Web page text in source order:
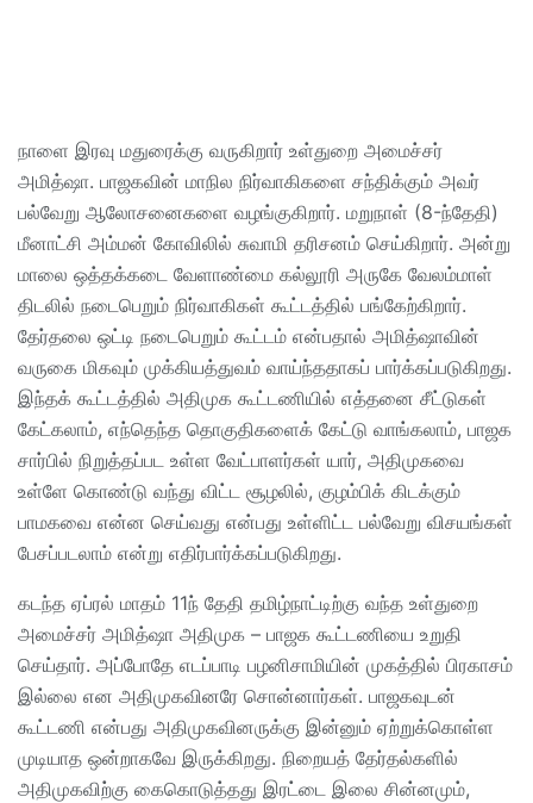
நாளை இரவு மதுரைக்கு வருகிறார் உள்துறை அமைச்சர்
அமித்ஷா. பாஜகவின் மாநில நிர்வாகிகளை சந்திக்கும் அவர்
பல்வேறு ஆலோசனைகளை வழங்குகிறார். மறுநாள் (8-ந்தேதி)
மீனாட்சி அம்மன் கோவிலில் சுவாமி தரிசனம் செய்கிறார். அன்று
மாலை ஒத்தக்கடை வேளாண்மை கல்லூரி அருகே வேலம்மாள்
திடலில் நடைபெறும் நிர்வாகிகள் கூட்டத்தில் பங்கேற்கிறார்.
தேர்தலை ஒட்டி நடைபெறும் கூட்டம் என்பதால் அமித்ஷாவின்
வருகை மிகவும் முக்கியத்துவம் வாய்ந்ததாகப் பார்க்கப்படுகிறது.
இந்தக் கூட்டத்தில் அதிமுக கூட்டணியில் எத்தனை சீட்டுகள்
கேட்கலாம், எந்தெந்த தொகுதிகளைக் கேட்டு வாங்கலாம், பாஜக
சார்பில் நிறுத்தப்பட உள்ள வேட்பாளர்கள் யார், அதிமுகவை
உள்ளே கொண்டு வந்து விட்ட சூழலில், குழம்பிக் கிடக்கும்
பாமகவை என்ன செய்வது என்பது உள்ளிட்ட பல்வேறு விசயங்கள்
பேசப்படலாம் என்று எதிர்பார்க்கப்படுகிறது.
கடந்த ஏப்ரல் மாதம் 11ந் தேதி தமிழ்நாட்டிற்கு வந்த உள்துறை
அமைச்சர் அமித்ஷா அதிமுக – பாஜக கூட்டணியை உறுதி
செய்தார். அப்போதே எடப்பாடி பழனிசாமியின் முகத்தில் பிரகாசம்
இல்லை என அதிமுகவினரே சொன்னார்கள். பாஜகவுடன்
கூட்டணி என்பது அதிமுகவினருக்கு இன்னும் ஏற்றுக்கொள்ள
முடியாத ஒன்றாகவே இருக்கிறது. நிறையத் தேர்தல்களில்
அதிமுகவிற்கு கைகொடுத்தது இரட்டை இலை சின்னமும்,